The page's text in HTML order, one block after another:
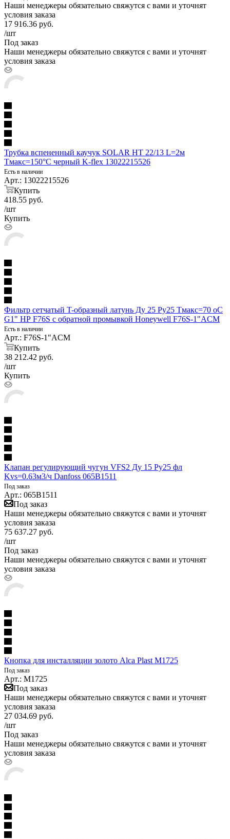
Наши менеджеры обязательно свяжутся с вами и уточнят
условия заказа
17 916.36 руб.
/шт
Под заказ
Наши менеджеры обязательно свяжутся с вами и уточнят
условия заказа
Трубка вспененный каучук SOLAR HT 22/13 L=2м
Тмакс=150°C черный K-flex 13022215526
Есть в наличии
Арт.: 13022215526
Купить
418.55 руб.
/шт
Купить
Фильтр сетчатый T-образный латунь Ду 25 Ру25 Тмакс=70 oC
G1" НР F76S с обратной промывкой Honeywell F76S-1"ACM
Есть в наличии
Арт.: F76S-1"ACM
Купить
38 212.42 руб.
/шт
Купить
Клапан регулирующий чугун VFS2 Ду 15 Ру25 фл
Kvs=0.63м3/ч Danfoss 065B1511
Под заказ
Арт.: 065B1511
Под заказ
Наши менеджеры обязательно свяжутся с вами и уточнят
условия заказа
75 637.27 руб.
/шт
Под заказ
Наши менеджеры обязательно свяжутся с вами и уточнят
условия заказа
Кнопка для инсталляции золото Alca Plast M1725
Под заказ
Арт.: M1725
Под заказ
Наши менеджеры обязательно свяжутся с вами и уточнят
условия заказа
27 034.69 руб.
/шт
Под заказ
Наши менеджеры обязательно свяжутся с вами и уточнят
условия заказа